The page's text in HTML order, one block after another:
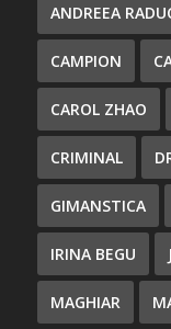
ANDREEA
CAMPION
CAROL ZHAO
CRIMINAL
GIMANSTICA
IRINA BEGU
MAGHIAR